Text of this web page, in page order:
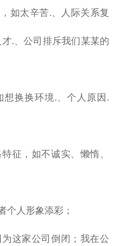
如太辛苦.、人际关系复
.、公司排斥我们某某的
换换环境.、个人原因.
征，如不诚实、懒惰、
人形象添彩；
这家公司倒闭；我在公